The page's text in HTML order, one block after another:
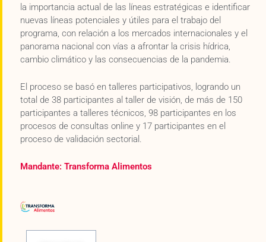
la importancia actual de las líneas estratégicas e identificar
nuevas líneas potenciales y útiles para el trabajo del
programa, con relación a los mercados internacionales y el
panorama nacional con vías a afrontar la crisis hídrica,
cambio climático y las consecuencias de la pandemia.
El proceso se basó en talleres participativos, logrando un
total de 38 participantes al taller de visión, de más de 150
participantes a talleres técnicos, 98 participantes en los
procesos de consultas online y 17 participantes en el
proceso de validación sectorial.
Mandante: Transforma Alimentos